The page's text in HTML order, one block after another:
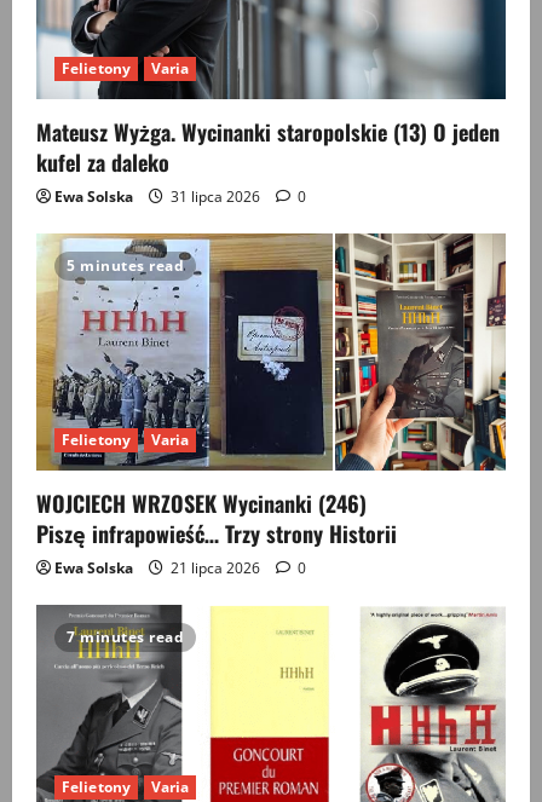
Felietony Varia
Mateusz Wyżga. Wycinanki staropolskie (13) O jeden
kufel za daleko
Ewa Solska 31 lipca 2026 0
5 minutes read
Felietony Varia
WOJCIECH WRZOSEK Wycinanki (246)
Piszę infrapowieść… Trzy strony Historii
Ewa Solska 21 lipca 2026 0
7 minutes read
Felietony Varia